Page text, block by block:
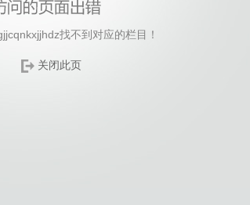
找不到对应的栏目！
关闭此页